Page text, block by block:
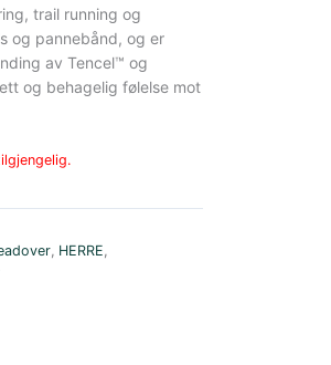
trail running og
og pannebånd, og er
av Tencel™ og
og behagelig følelse mot
, HERRE,